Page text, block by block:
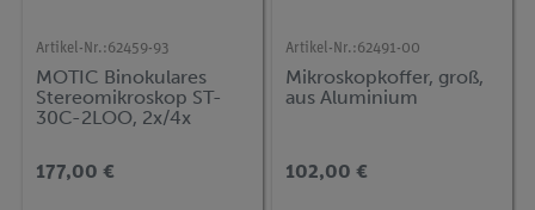
Artikel-Nr.:62459-93
MOTIC Binokulares
Stereomikroskop ST-
30C-2LOO, 2x/4x
177,00 €
Artikel-Nr.:62491-00
Mikroskopkoffer, groß,
aus Aluminium
102,00 €